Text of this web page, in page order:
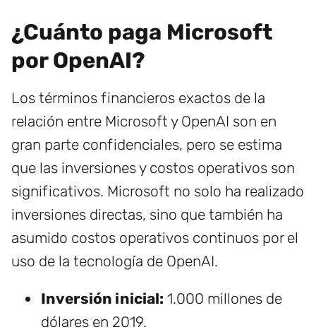
¿Cuánto paga Microsoft
por OpenAI?
Los términos financieros exactos de la
relación entre Microsoft y OpenAI son en
gran parte confidenciales, pero se estima
que las inversiones y costos operativos son
significativos. Microsoft no solo ha realizado
inversiones directas, sino que también ha
asumido costos operativos continuos por el
uso de la tecnología de OpenAI.
Inversión inicial: 1.000 millones de
dólares en 2019.